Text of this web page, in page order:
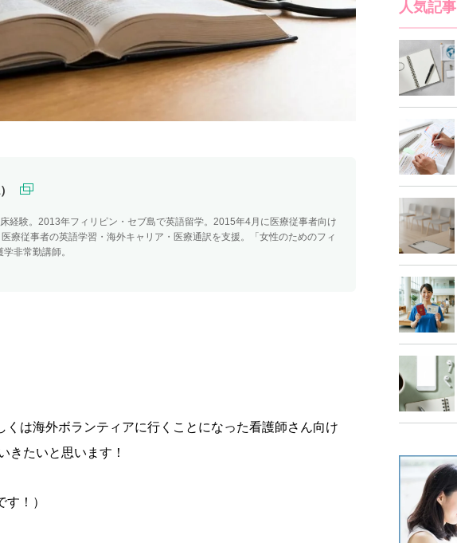
経験。2013年フィリピン・セブ島で英語留学。2015年4月に医療従事者向け
療従事者の英語学習・海外キャリア・医療通訳を支援。「女性のためのフィ
非常勤講師。
は海外ボランティアに行くことになった看護師さん向け
きたいと思います！
！）
人気記事